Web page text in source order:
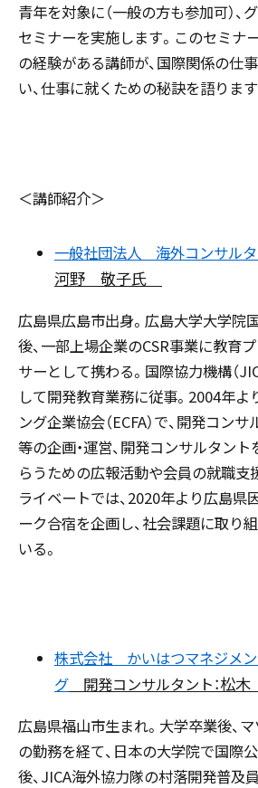
青年を対象に（一般の方も参加可）、
セミナーを実施します。このセミナ
の経験がある講師が、国際関係の仕
い、仕事に就くための秘訣を語ります
＜講師紹介＞
一般社団法人 海外コンサルタ
河野 敬子氏
広島県広島市出身。広島大学大学院
後、一部上場企業のCSR事業に教育
サーとして携わる。国際協力機構（
して開発教育業務に従事。2004年よ
ング企業協会（ECFA）で、開発コン
等の企画・運営、開発コンサルタン
らうための広報活動や会員の就職支
ライベートでは、2020年より広島県
ーク合宿を企画し、社会課題に取り
いる。
株式会社 かいはつマネジメン
グ 開発コンサルタント：松
広島県福山市生まれ。大学卒業後、マ
の勤務を経て、日本の大学院で国際
後、JICA海外協力隊の村落開発普及